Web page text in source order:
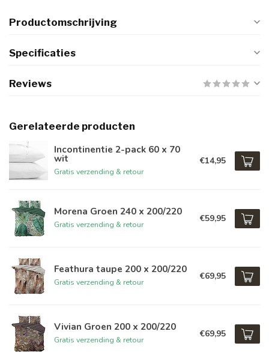
Productomschrijving
Specificaties
Reviews
Gerelateerde producten
Incontinentie 2-pack 60 x 70
wit
Gratis verzending & retour
€14,95
Morena Groen 240 x 200/220
Gratis verzending & retour
€59,95
Feathura taupe 200 x 200/220
Gratis verzending & retour
€69,95
Vivian Groen 200 x 200/220
Gratis verzending & retour
€69,95